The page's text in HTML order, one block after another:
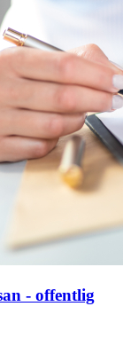
- offentlig